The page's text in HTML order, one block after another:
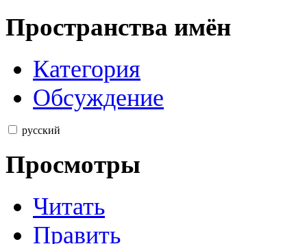
Пространства имён
Категория
Обсуждение
русский
Просмотры
Читать
Править